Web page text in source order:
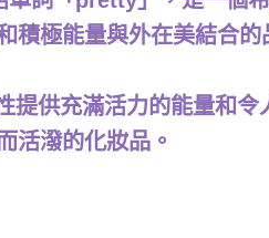
積極能量與外在美結合的
提供充滿活力的能量和令
活潑的化妝品。